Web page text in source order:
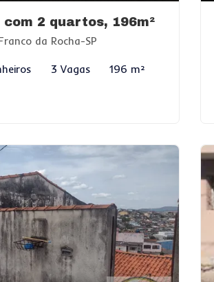
com 2 quartos, 196m²
da Rocha-SP
3 Vagas 196 m²